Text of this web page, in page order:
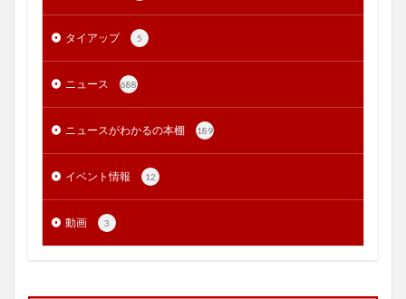
タイアップ 5
ニュース 688
ニュースがわかるの本棚 189
イベント情報 12
動画 3